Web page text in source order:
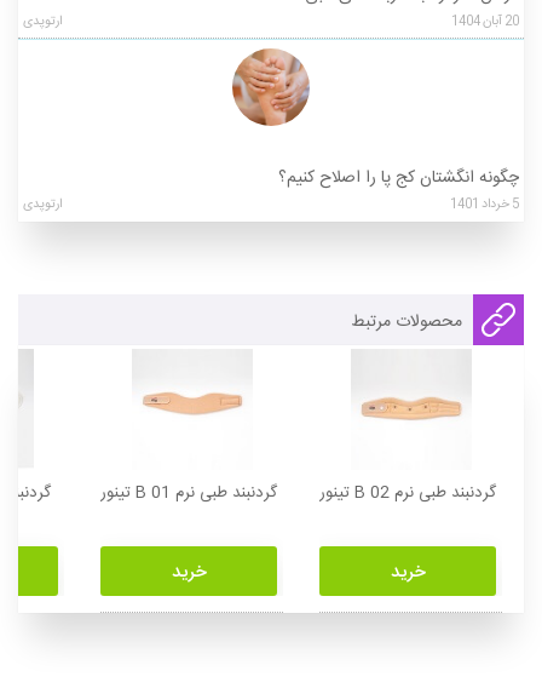
20آبان1404 ارتوپدی
چگونه انگشتان کج پا را اصلاح کنیم؟
5خرداد 1401 ارتوپدی
محصولات مرتبط
گردنبند طبی نرم B 02 تینور
خرید
گردنبند طبی نرم B 01 تینور
خرید